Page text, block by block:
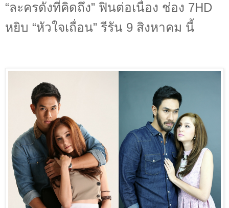
“ละครดังที่คิดถึง” ฟินต่อเนื่อง ช่อง 7HD
หยิบ “หัวใจเถื่อน” รีรัน 9 สิงหาคม นี้